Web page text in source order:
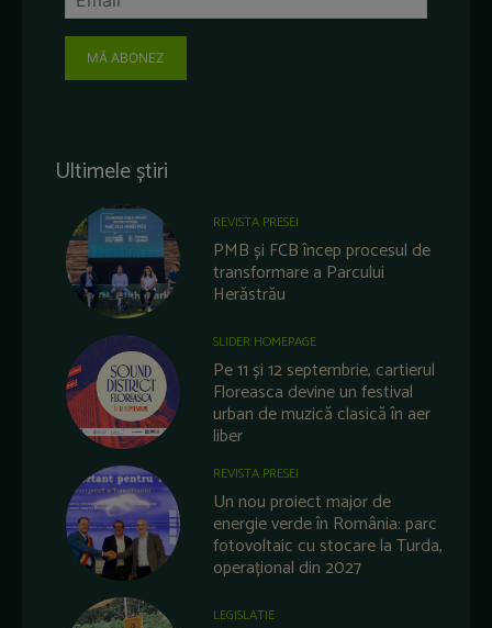
MĂ ABONEZ
Ultimele știri
REVISTA PRESEI
PMB și FCB încep procesul de
transformare a Parcului
Herăstrău
SLIDER HOMEPAGE
Pe 11 și 12 septembrie, cartierul
Floreasca devine un festival
urban de muzică clasică în aer
liber
REVISTA PRESEI
Un nou proiect major de
energie verde în România: parc
fotovoltaic cu stocare la Turda,
operațional din 2027
LEGISLATIE